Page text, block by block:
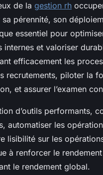
de la gestion rh
pérennité, son
essentiel pour
internes et valoriser
efficacement les
recrutements, piloter la
et assurer l’examen
d’outils performants,
automatiser les
lisibilité sur les
à renforcer le
le rendement global.